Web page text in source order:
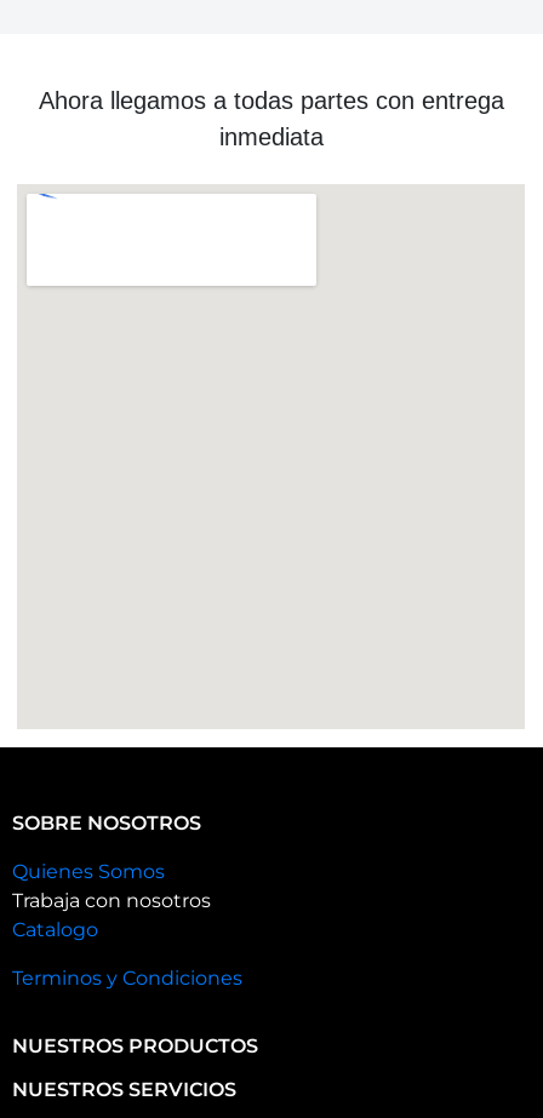
Ahora llegamos a todas partes con entrega
inmediata
SOBRE NOSOTROS
Quienes Somos
Trabaja con nosotros
Catalogo
Terminos y Condiciones
NUESTROS PRODUCTOS
NUESTROS SERVICIOS